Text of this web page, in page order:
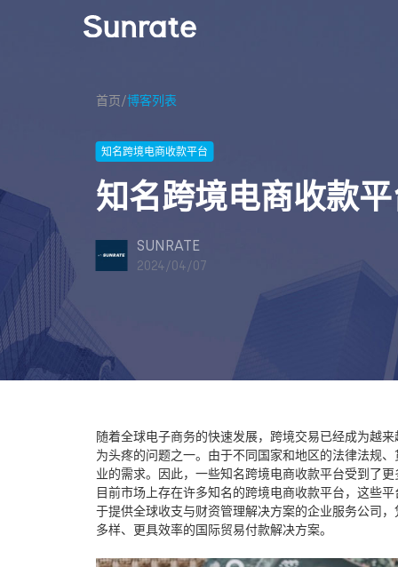
首页/博客列表
知名跨境电商收款平台
知名跨境电商收款
SUNRATE
2024/04/07
随着全球电子商务的快速发展，跨境交易已经成为越
为头疼的问题之一。由于不同国家和地区的法律法规
业的需求。因此，一些知名跨境电商收款平台受到了
目前市场上存在许多知名的跨境电商收款平台，这些
于提供全球收支与财资管理解决方案的企业服务公司
多样、更具效率的国际贸易付款解决方案。